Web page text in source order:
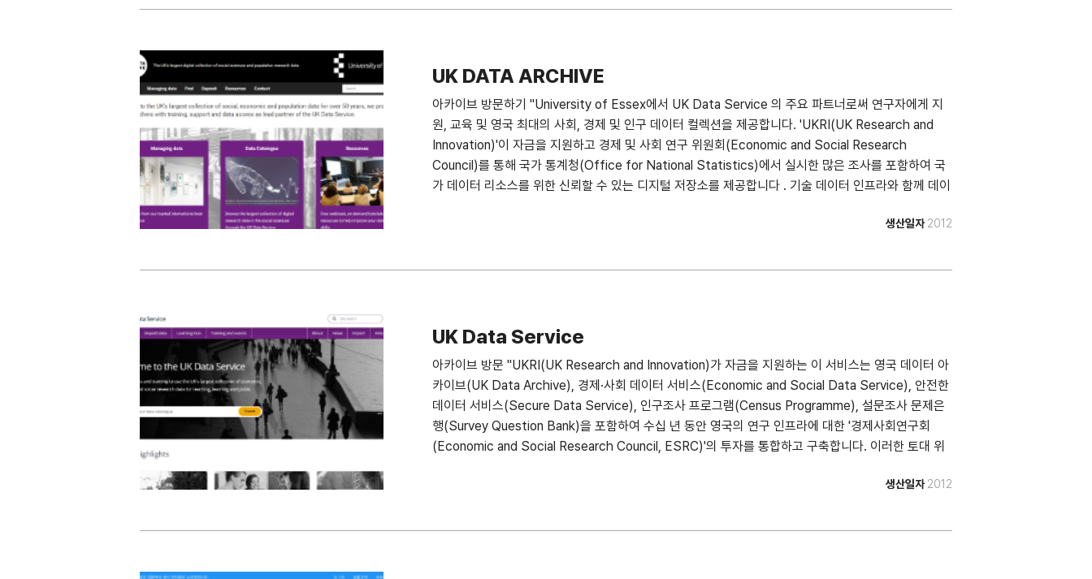
UK DATA ARCHIVE
아카이브 방문하기 "University of Essex에서 UK Data Service 의 주요 파트너로써 연구자에게 지
원, 교육 및 영국 최대의 사회, 경제 및 인구 데이터 컬렉션을 제공합니다. 'UKRI(UK Research and
Innovation)'이 자금을 지원하고 경제 및 사회 연구 위원회(Economic and Social Research
Council)를 통해 국가 통계청(Office for National Statistics)에서 실시한 많은 조사를 포함하여 국
가 데이터 리소스를 위한 신뢰할 수 있는 디지털 저장소를 제공합니다 . 기술 데이터 인프라와 함께 데이
있는 공급자가 되는 데 도움이 됩니다. 데이터 관리의 모범 사례를 전 세계에 전파하도록 돕습니다." 출
생산일자 2012
UK Data Service
아카이브 방문 "UKRI(UK Research and Innovation)가 자금을 지원하는 이 서비스는 영국 데이터 아
카이브(UK Data Archive), 경제·사회 데이터 서비스(Economic and Social Data Service), 안전한
데이터 서비스(Secure Data Service), 인구조사 프로그램(Census Programme), 설문조사 문제은
행(Survey Question Bank)을 포함하여 수십 년 동안 영국의 연구 인프라에 대한 '경제사회연구회
(Economic and Social Research Council, ESRC)'의 투자를 통합하고 구축합니다. 이러한 토대 위
할 수 있는 명성과 전문성은 수십 년에 걸쳐 개발된 협력 및 전략적 파트너십을 강화하기 위해 국내 및
생산일자 2012